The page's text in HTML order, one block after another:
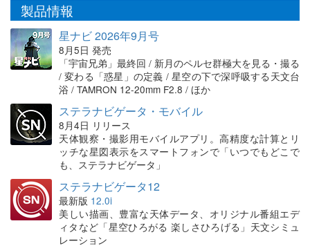
製品情報
星ナビ 2026年9月号
8月5日 発売
「宇宙兄弟」最終回 / 新月のペルセ群極大を見る・撮る
/ 変わる「惑星」の定義 / 星空の下で深呼吸する天文台
浴 / TAMRON 12-20mm F2.8 / ほか
ステラナビゲータ・モバイル
8月4日 リリース
天体観察・撮影用モバイルアプリ。高精度な計算とリ
ッチな星図表示をスマートフォンで「いつでもどこで
も、ステラナビゲータ」
ステラナビゲータ12
最新版 12.0i
美しい描画、豊富な天体データ、オリジナル番組エデ
ィタなど「星空ひろがる 楽しさひろげる」天文シミュ
レーション